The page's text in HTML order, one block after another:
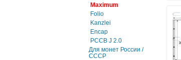
Maximum
Folio
Kanzlei
Encap
PCCB J 2.0
Для монет России /
СССР